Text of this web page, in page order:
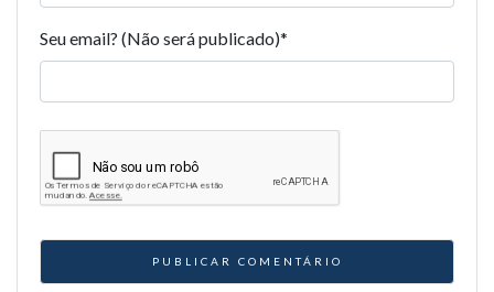
Seu email? (Não será publicado)*